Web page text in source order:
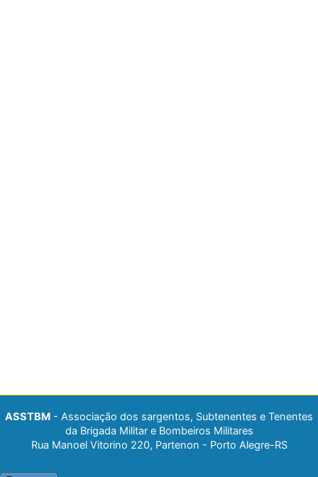
ASSTBM - Associação dos sargentos, Subtenentes e Tenentes
da Brigada Militar e Bombeiros Militares
Rua Manoel Vitorino 220, Partenon - Porto Alegre-RS